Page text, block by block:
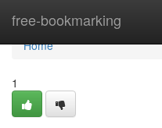
free-bookmarking
Home
Home
1